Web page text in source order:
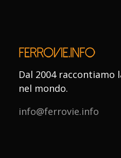
Dal 2004 raccontiamo
nel mondo.
info@ferrovie.info